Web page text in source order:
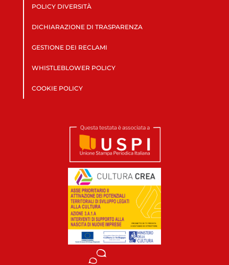
POLICY DIVERSITÀ
DICHIARAZIONE DI TRASPARENZA
GESTIONE DEI RECLAMI
WHISTLEBLOWER POLICY
COOKIE POLICY